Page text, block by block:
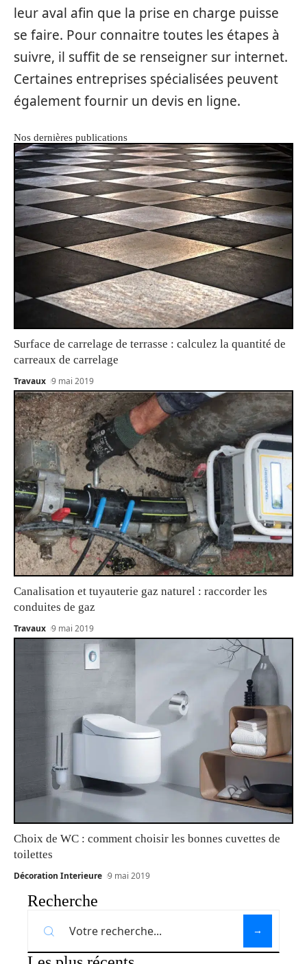
leur aval afin que la prise en charge puisse
se faire. Pour connaitre toutes les étapes à
suivre, il suffit de se renseigner sur internet.
Certaines entreprises spécialisées peuvent
également fournir un devis en ligne.
Nos dernières publications
Surface de carrelage de terrasse : calculez la quantité de
carreaux de carrelage
Travaux 9 mai 2019
Canalisation et tuyauterie gaz naturel : raccorder les
conduites de gaz
Travaux 9 mai 2019
Choix de WC : comment choisir les bonnes cuvettes de
toilettes
Décoration Interieure 9 mai 2019
Recherche